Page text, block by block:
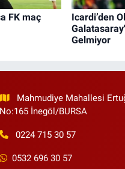
FK maç
Icardi’den
Gelmiyor
Mahmudiye Mahallesi
No:165 İnegöl/BURSA
0224 715 30 57
0532 696 30 57